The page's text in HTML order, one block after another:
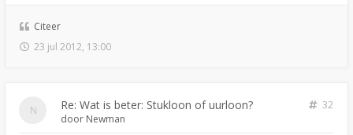
Citeer
23 jul 2012, 13:00
Re: Wat is beter: Stukloon of uurloon?
32
door Newman